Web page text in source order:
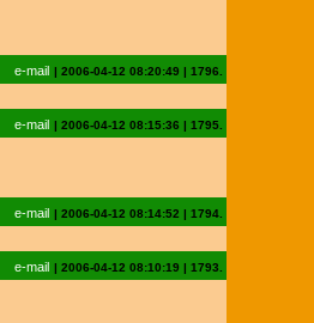
e-mail | 2006-04-12 08:20:49 | 1796.
e-mail | 2006-04-12 08:15:36 | 1795.
e-mail | 2006-04-12 08:14:52 | 1794.
e-mail | 2006-04-12 08:10:19 | 1793.